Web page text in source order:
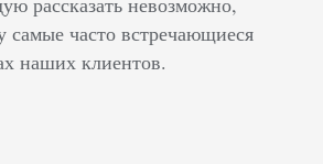
самые часто встречающиеся
наших клиентов.